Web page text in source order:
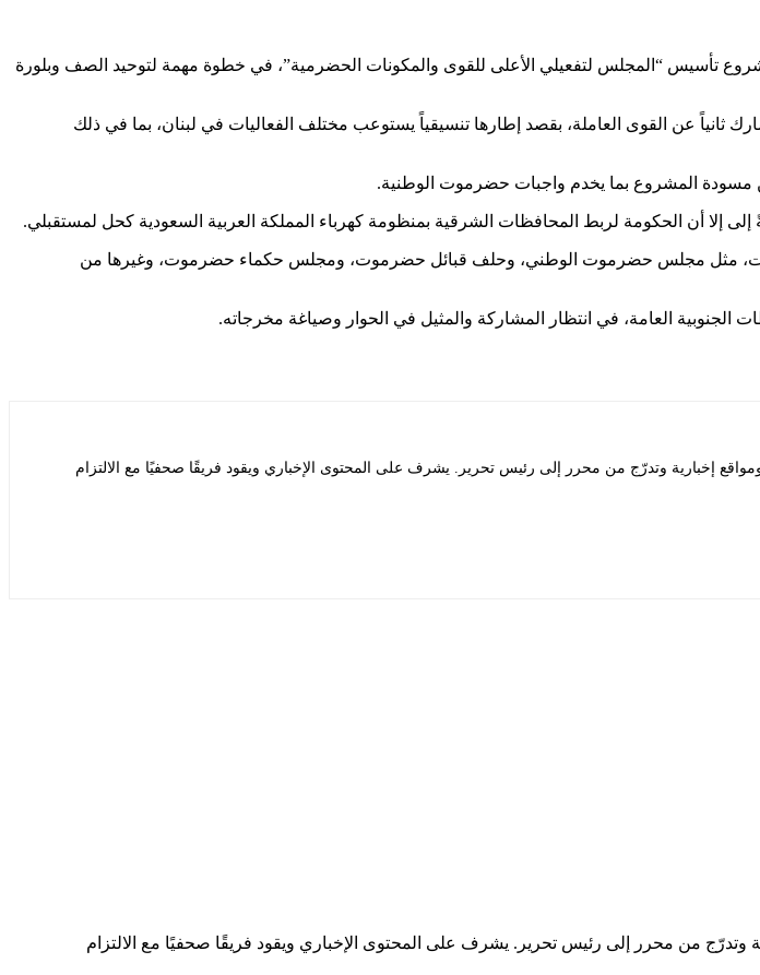
تأسيس “المجلس لتفعيلي الأعلى للقوى والمكونات الحضرمية”، في خطوة مهمة لتوحيد الصف وبلورة
عن القوى العاملة، بقصد إطارها تنسيقياً يستوعب مختلف الفعاليات في لبنان، بما في ذلك
مسودة المشروع بما يخدم واجبات حضرموت الوطنية.
إلا أن الحكومة لربط المحافظات الشرقية بمنظومة كهرباء المملكة العربية السعودية كحل لمستقبلي.
مثل مجلس حضرموت الوطني، وحلف قبائل حضرموت، ومجلس حكماء حضرموت، وغيرها من
العامة، في انتظار المشاركة والمثيل في الحوار وصياغة مخرجاته.
وتدرّج من محرر إلى رئيس تحرير. يشرف على المحتوى الإخباري ويقود فريقًا صحفيًا مع الالتزام
من محرر إلى رئيس تحرير. يشرف على المحتوى الإخباري ويقود فريقًا صحفيًا مع الالتزام